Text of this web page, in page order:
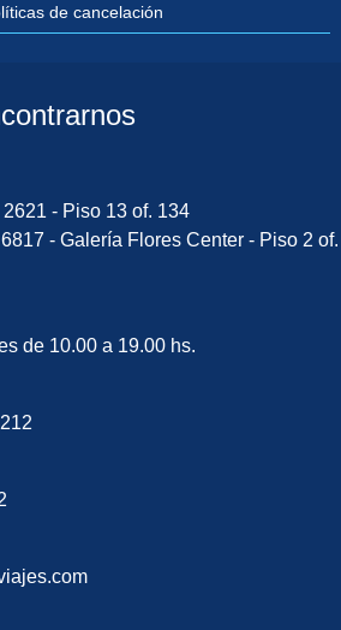
de cancelación
- Piso 13 of. 134
- Galería Flores Center - Piso 2 of.
de 10.00 a 19.00 hs.